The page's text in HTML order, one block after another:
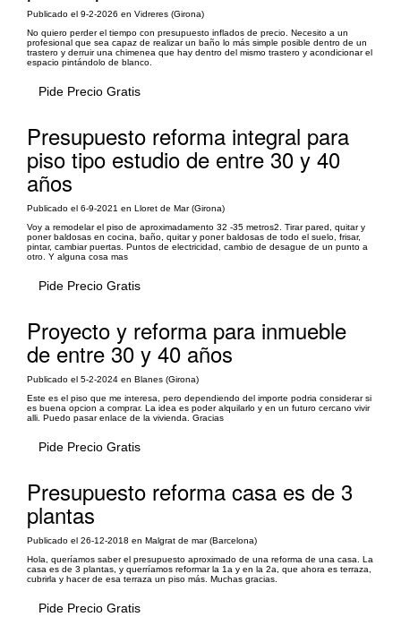
Publicado el 9-2-2026 en Vidreres (Girona)
No quiero perder el tiempo con presupuesto inflados de precio. Necesito a un
profesional que sea capaz de realizar un baño lo más simple posible dentro de un
trastero y derruir una chimenea que hay dentro del mismo trastero y acondicionar el
espacio pintándolo de blanco.
Pide Precio Gratis
Presupuesto reforma integral para
piso tipo estudio de entre 30 y 40
años
Publicado el 6-9-2021 en Lloret de Mar (Girona)
Voy a remodelar el piso de aproximadamento 32 -35 metros2. Tirar pared, quitar y
poner baldosas en cocina, baño, quitar y poner baldosas de todo el suelo, frisar,
pintar, cambiar puertas. Puntos de electricidad, cambio de desague de un punto a
otro. Y alguna cosa mas
Pide Precio Gratis
Proyecto y reforma para inmueble
de entre 30 y 40 años
Publicado el 5-2-2024 en Blanes (Girona)
Este es el piso que me interesa, pero dependiendo del importe podria considerar si
es buena opcion a comprar. La idea es poder alquilarlo y en un futuro cercano vivir
alli. Puedo pasar enlace de la vivienda. Gracias
Pide Precio Gratis
Presupuesto reforma casa es de 3
plantas
Publicado el 26-12-2018 en Malgrat de mar (Barcelona)
Hola, queríamos saber el presupuesto aproximado de una reforma de una casa. La
casa es de 3 plantas, y querríamos reformar la 1a y en la 2a, que ahora es terraza,
cubrirla y hacer de esa terraza un piso más. Muchas gracias.
Pide Precio Gratis